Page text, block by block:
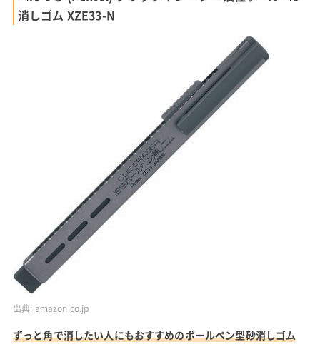
消しゴム XZE33-N
出典: amazon.co.jp
ずっと角で消したい人にもおすすめのボールペン型砂消しゴム